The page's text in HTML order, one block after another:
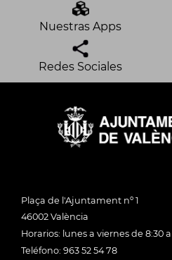
Nuestras Apps
Redes Sociales
Plaça de l'Ajuntament nº 1
46002 València
Horarios: lunes a viernes de 8:30
Teléfono: 963 52 54 78